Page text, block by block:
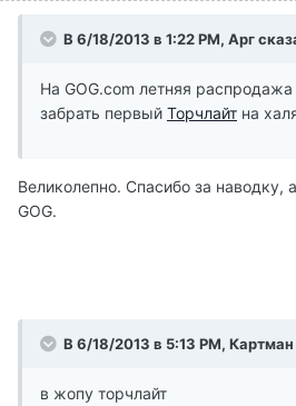
В 6/18/2013 в 1:22 PM, Арг
На GOG.com летняя
забрать первый Торчлайт на
Великолепно. Спасибо за наводку,
GOG.
В 6/18/2013 в 5:13 PM, Картман
в жопу торчлайт